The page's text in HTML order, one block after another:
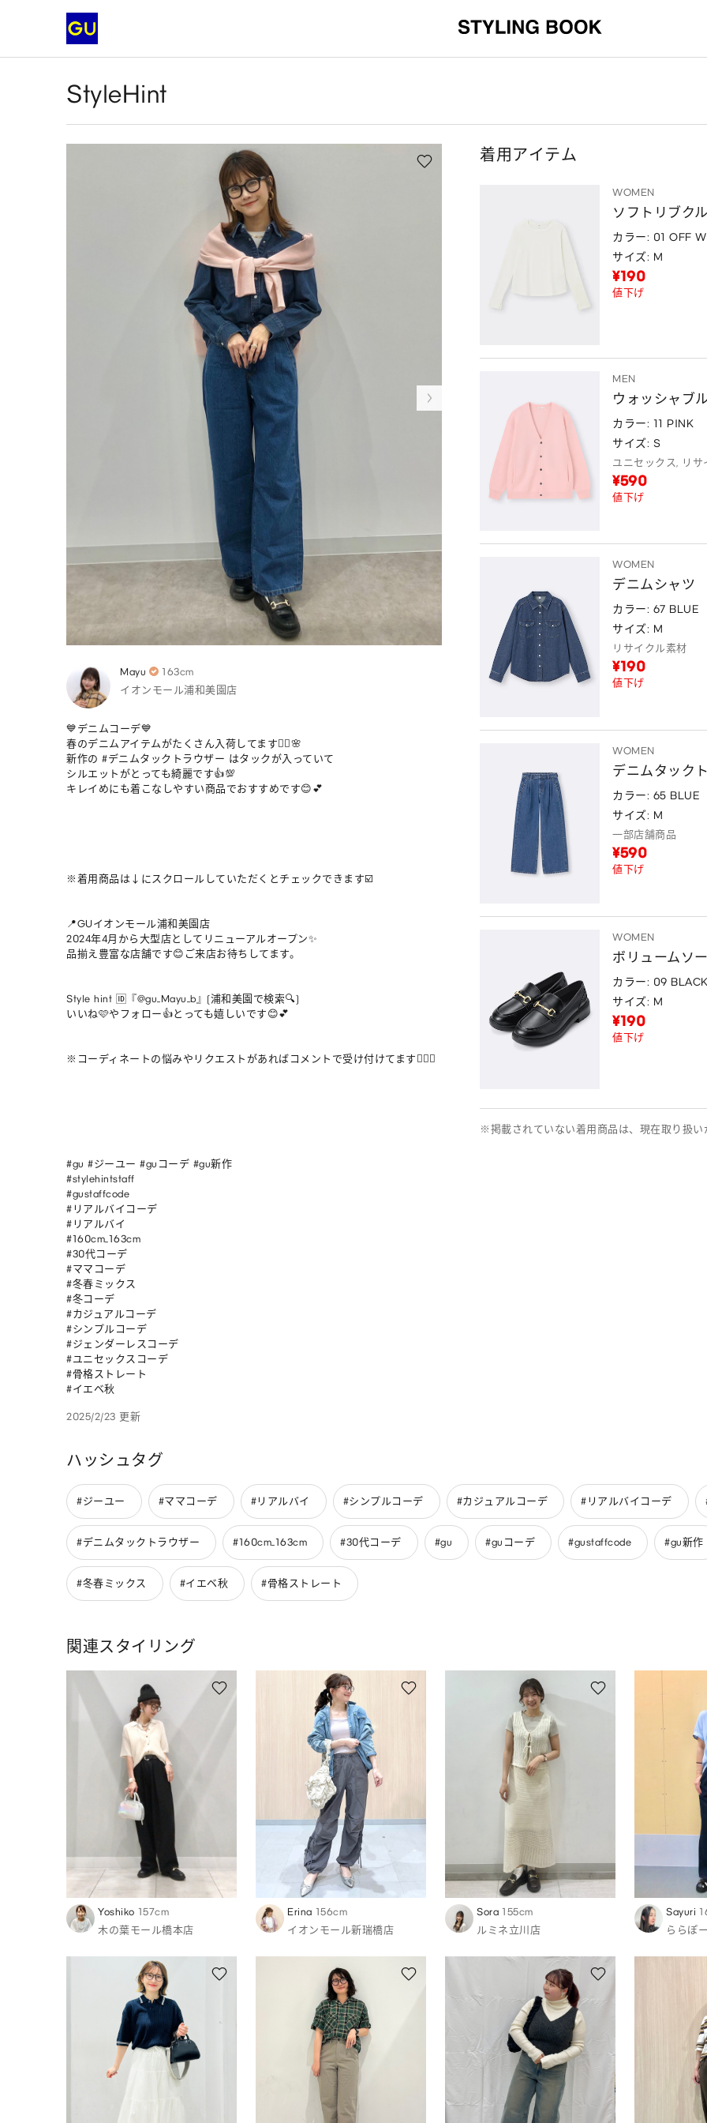
StyleHint
Mayu
163cm
イオンモール浦和美園店
💙デニムコーデ💙
春のデニムアイテムがたくさん入荷してます🙆‍♀️🌸
新作の #デニムタックトラウザー はタックが入っていて
シルエットがとっても綺麗です👍💯
キレイめにも着こなしやすい商品でおすすめです😊💕
※着用商品は↓にスクロールしていただくとチェックできます☑️
📍GUイオンモール浦和美園店
2024年4月から大型店としてリニューアルオープン✨
品揃え豊富な店舗です😊ご来店お待ちしてます。
Style hint 🆔『@gu_Mayu_b』(浦和美園で検索🔍)
いいね🩷やフォロー👍とっても嬉しいです😊💕
※コーディネートの悩みやリクエストがあればコメントで受け付けてます💁🏻‍♀️
#gu #ジーユー #guコーデ #gu新作
#stylehintstaff
#gustaffcode
#リアルバイコーデ
#リアルバイ
#160cm_163cm
#30代コーデ
#ママコーデ
#冬春ミックス
#冬コーデ
#カジュアルコーデ
#シンプルコーデ
#ジェンダーレスコーデ
#ユニセックスコーデ
#骨格ストレート
#イエベ秋
2025/2/23 更新
着用アイテム
WOMEN
ソフトリブク
カラー: 01 OFF
サイズ: M
¥190
値下げ
MEN
ウォッシャブ
カラー: 11 PINK
サイズ: S
ユニセックス, リサ
¥590
値下げ
WOMEN
デニムシャツ
カラー: 67 BLUE
サイズ: M
リサイクル素材
¥190
値下げ
WOMEN
デニムタック
カラー: 65 BLUE
サイズ: M
一部店舗商品
¥590
値下げ
WOMEN
ボリュームソ
カラー: 09 BLACK
サイズ: M
¥190
値下げ
※掲載されていない着用商品は、現在取り扱い
ハッシュタグ
#ジーユー #ママコーデ #リアルバイ #シンプルコーデ #カジュアルコーデ #リアルバイコーデ
#デニムタックトラウザー #160cm_163cm #30代コーデ #gu #guコーデ #gustaffcode #gu新作
#冬春ミックス #イエベ秋 #骨格ストレート
関連スタイリング
Yoshiko 157cm
木の葉モール橋本店
Erina 156cm
イオンモール新瑞橋店
Sora 155cm
ルミネ立川店
Sayuri
ららぽ